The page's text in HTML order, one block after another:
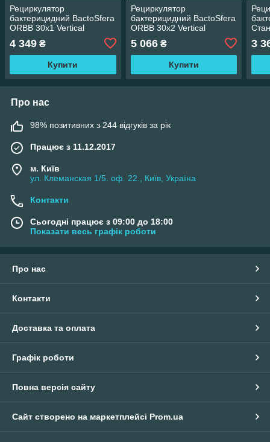
Рециркулятор
бактерицидний BactoSfera
ORBB 30x1 Vertical
4 349 ₴
Купити
Рециркулятор
бактерицидний BactoSfera
ORBB 30x2 Vertical
5 066₴
Купити
3
Про нас
98% позитивних з 244 відгуків за рік
Працює з 11.12.2017
м. Київ
ул. Клеманская 1/5. оф. 22., Київ, Україна
Контакти
Сьогодні працює з 09:00 до 18:00
Показати весь графік роботи
Про нас
Контакти
Доставка та оплата
Графік роботи
Повна версія сайту
Сайт створено на маркетплейсі Prom.ua